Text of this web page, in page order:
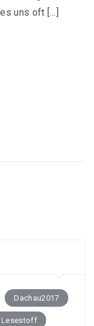
uns oft […]
Dachau2017
Lesestoff